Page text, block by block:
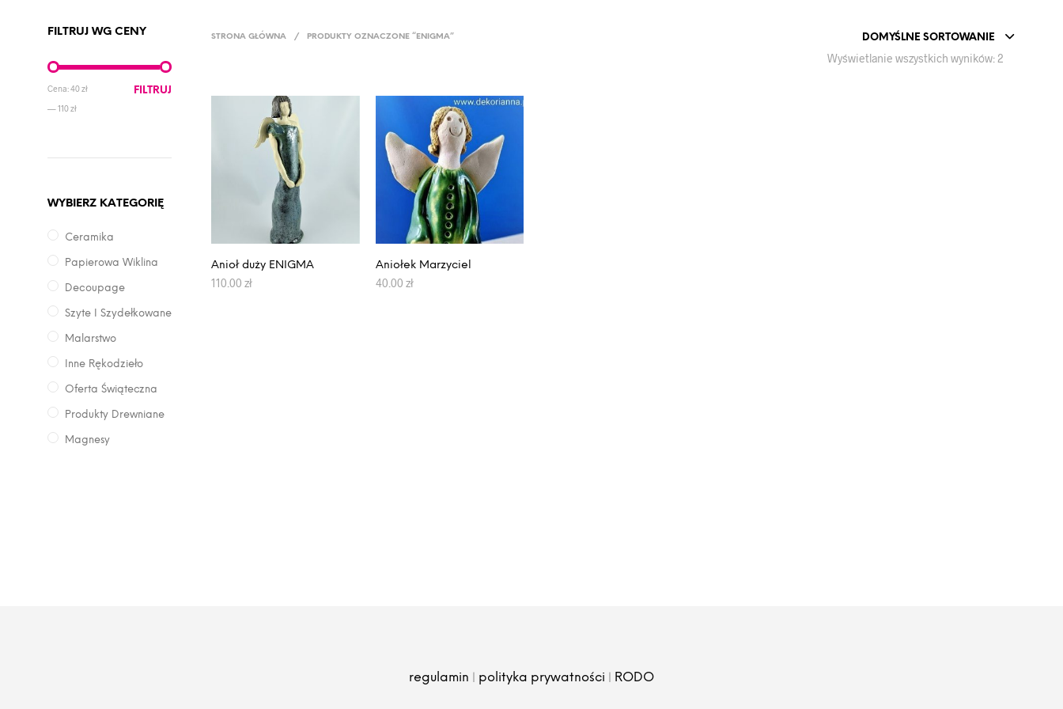
FILTRUJ WG CENY
FILTRUJ
Cena:40 zł
—110 zł
WYBIERZ KATEGORIĘ
Ceramika
Papierowa Wiklina
Decoupage
Szyte I Szydełkowane
Malarstwo
Inne Rękodzieło
Oferta Świąteczna
Produkty Drewniane
Magnesy
STRONA GŁÓWNA / PRODUKTY OZNACZONE “ENIGMA” DOMYŚLNE SORTOWANIE
Wyświetlanie wszystkich wyników: 2
Anioł duży ENIGMA
110.00zł
Aniołek Marzyciel
40.00 zł
regulamin | polityka prywatności | RODO